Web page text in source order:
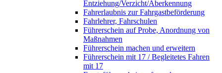
Entziehung/Verzicht/Aberkennung
Fahrerlaubnis zur Fahrgastbeförderung
Fahrlehrer, Fahrschulen
Führerschein auf Probe, Anordnung von
Maßnahmen
Führerschein machen und erweitern
Führerschein mit 17 / Begleitetes Fahren
mit 17